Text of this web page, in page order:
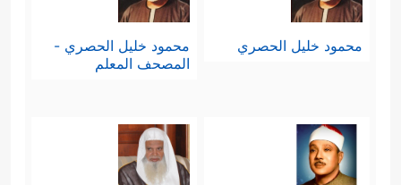
محمود خليل الحصري
محمود خليل الحصري -
المصحف المعلم